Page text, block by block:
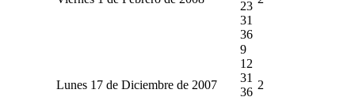
23
31
36
Lunes 17 de Diciembre de 2007
9
12
31
36
2